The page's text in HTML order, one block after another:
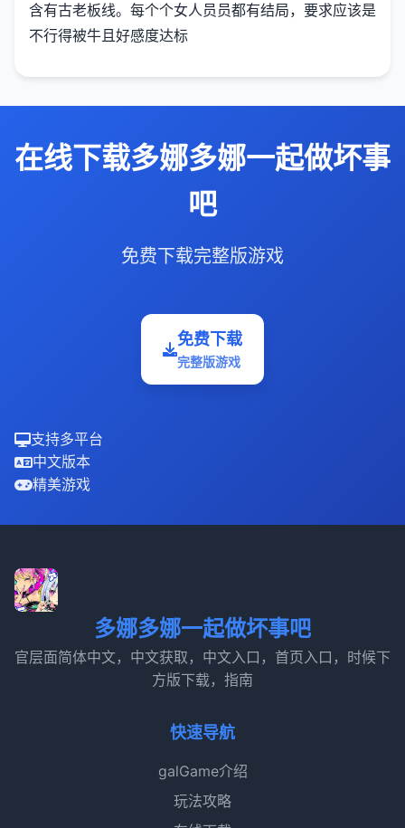
含有古老板线。每个个女人员员都有结局，要求应该是
不行得被牛且好感度达标
在线下载多娜多娜一起做坏事
吧
免费下载完整版游戏
免费下载
完整版游戏
支持多平台
中文版本
精美游戏
多娜多娜一起做坏事吧
官层面简体中文，中文获取，中文入口，首页入口，时候下
方版下载，指南
快速导航
galGame介绍
玩法攻略